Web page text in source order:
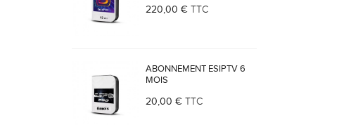
220,00 € TTC
ABONNEMENT ESIPTV 6
MOIS
20,00 € TTC